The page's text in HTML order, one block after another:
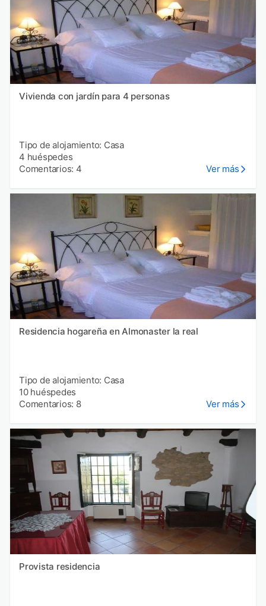
Vivienda con jardín para 4 personas
Tipo de alojamiento: Casa
4 huéspedes
Comentarios: 4
Ver más
Residencia hogareña en Almonaster la real
Tipo de alojamiento: Casa
10 huéspedes
Comentarios: 8
Ver más
Provista residencia